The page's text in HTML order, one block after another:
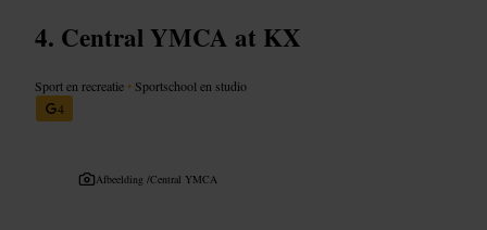
Central YMCA at KX
Sport en recreatie • Sportschool en studio
4
Afbeelding /Central YMCA